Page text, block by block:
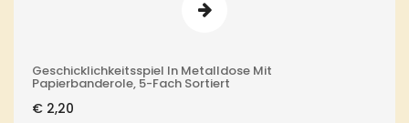
Geschicklichkeitsspiel In Metalldose Mit
Papierbanderole, 5-Fach Sortiert
€ 2,20